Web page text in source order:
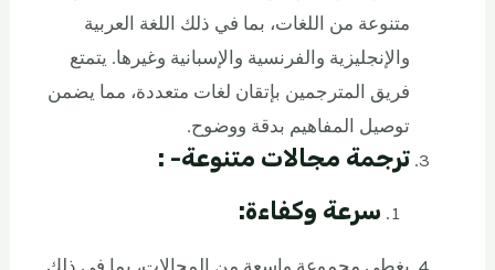
متنوعة من اللغات، بما في ذلك اللغة العربية
والإنجليزية والفرنسية والإسبانية وغيرها. يتمتع
فريق المترجمين بإتقان لغات متعددة، مما يضمن
توصيل المفاهيم بدقة ووضوح.
ترجمة مجالات متنوعة- :
سرعة وكفاءة:
يغطي مجموعة واسعة من المجالات، بما في ذلك